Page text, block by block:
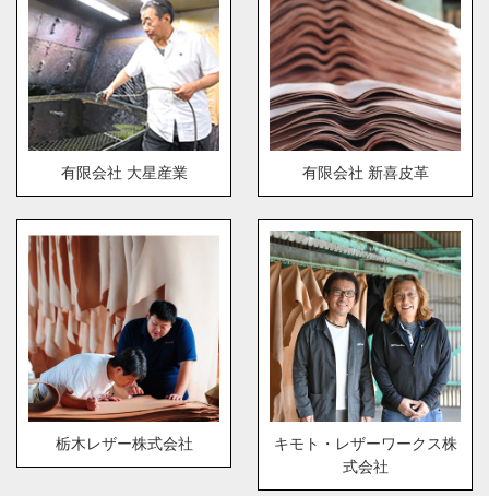
有限会社 大星産業 有限会社 新喜皮革
栃木レザー株式会社
キモト・レザーワークス株
式会社